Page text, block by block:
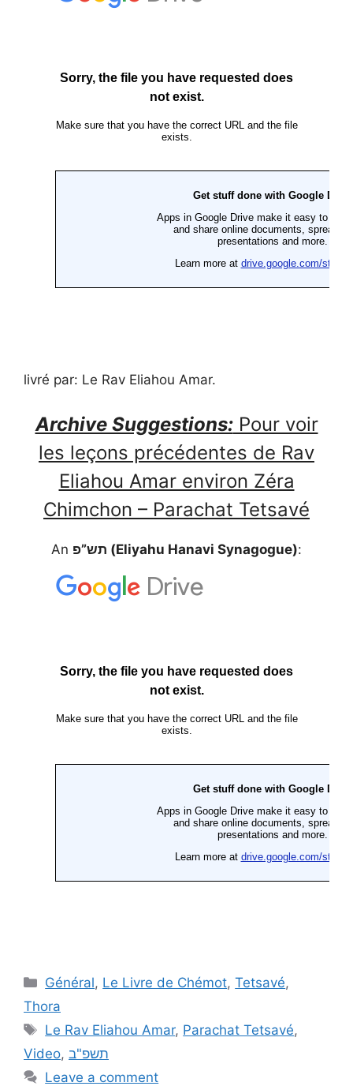
livré par: Le Rav Eliahou Amar.
Archive Suggestions:Pour voir
les leçons précédentes de Rav
Eliahou Amar environ Zéra
Chimchon – Parachat Tetsavé
An תש”פ (Eliyahu Hanavi Synagogue):
Général, Le Livre de Chémot,Tetsavé,
Thora
Le Rav Eliahou Amar, Parachat Tetsavé,
Video, תשפ"ב
Leave a comment